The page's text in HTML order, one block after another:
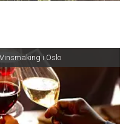
Vinsmaking i Oslo